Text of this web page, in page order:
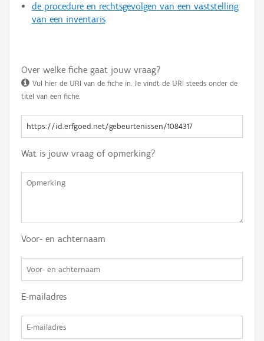
de procedure en rechtsgevolgen van een vaststelling
van een inventaris
Over welke fiche gaat jouw vraag?
Vul hier de URI van de fiche in. Je vindt de URI steeds onder de
titel van een fiche.
Wat is jouw vraag of opmerking?
Voor- en achternaam
E-mailadres